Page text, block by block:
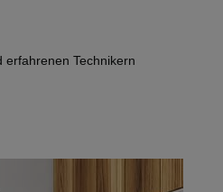
erfahrenen Technikern